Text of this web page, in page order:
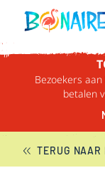
DOORGAAN NAAR
Bezoekers
betalen
TERUG NAAR